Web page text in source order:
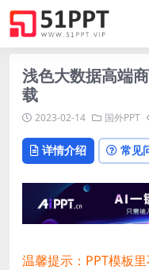
浅色大数据高端
载
2023-02-14 国外PPT
详情介绍 常见
温馨提示：PPT模板